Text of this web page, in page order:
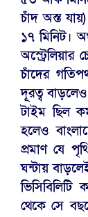
চাঁদ অস্ত
১৭ মিনিট।
অস্ট্রেলিয়ার
চাঁদের
দূরত্ব
টাইম ছিল
হলেও
প্রমাণ যে
ঘন্টায়
ভিসিবিলিটি
থেকে সে